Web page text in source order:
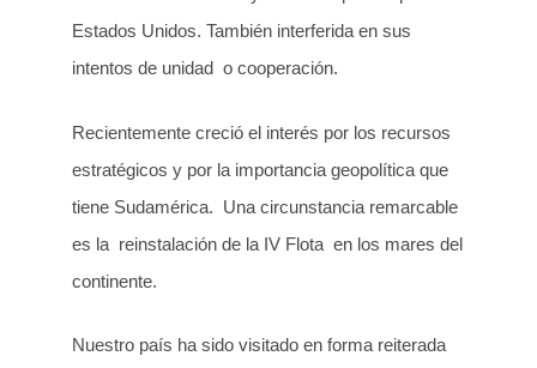
Estados Unidos. También interferida en sus
intentos de unidad o cooperación.
Recientemente creció el interés por los recursos
estratégicos y por la importancia geopolítica que
tiene Sudamérica. Una circunstancia remarcable
es la reinstalación de la IV Flota en los mares del
continente.
Nuestro país ha sido visitado en forma reiterada